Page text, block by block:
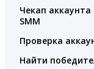
Чекап
SMM
Проверка
Найти